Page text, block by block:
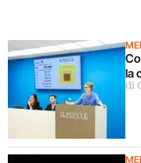
la
di